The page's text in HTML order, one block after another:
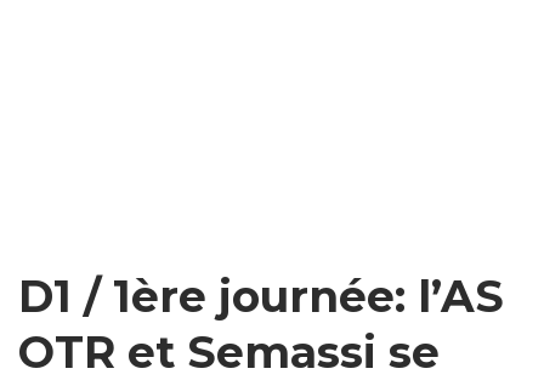
D1 / 1ère journée: l’AS
OTR et Semassi se